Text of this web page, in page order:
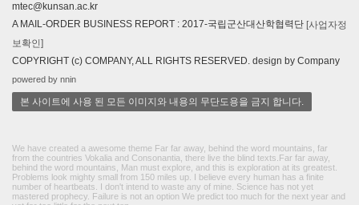
mtec@kunsan.ac.kr
A MAIL-ORDER BUSINESS REPORT : 2017-국립군산대산학협력단 [사업자정
보확인]
COPYRIGHT (c) COMPANY, ALL RIGHTS RESERVED. design by Company
powered by nnin
본 사이트에 사용 된 모든 이미지와 내용의 무단도용을 금지 합니다.
We have created a awesome theme Far far away, behind the word mountains, far
from the countries Vokalia and Consonantia, there live the blind texts.Far far away,
behind the word mountains, Man must explore, and this is exploration at its greatest.
Problems look mighty small from 150 miles up. I believe every human has a finite
number of heartbeats. I don't intend to waste any of mine. Science has not yet
mastered prophecy. Failure is not an option We predict too much for the next year and